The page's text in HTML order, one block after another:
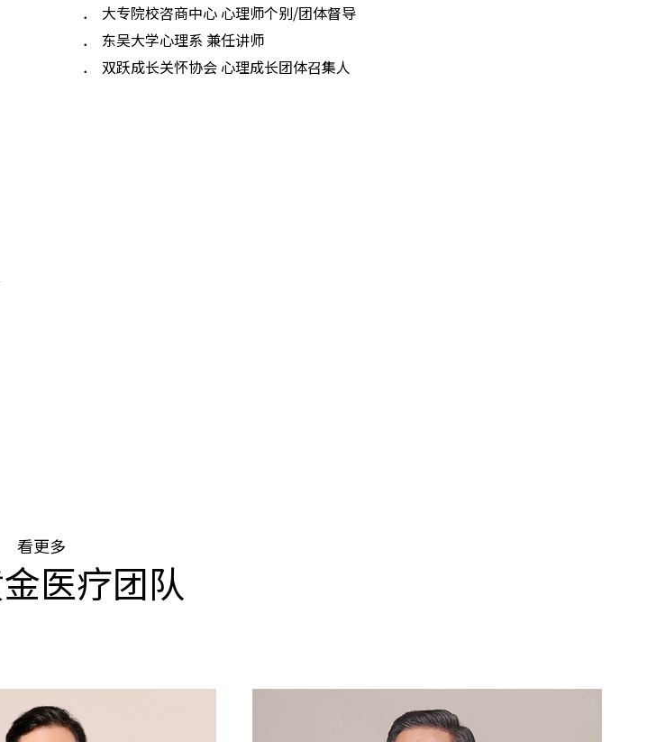
大专院校咨商中心 心理师个别/团体督导
东吴大学心理系 兼任讲师
双跃成长关怀协会 心理成长团体召集人
看更多
医疗团队